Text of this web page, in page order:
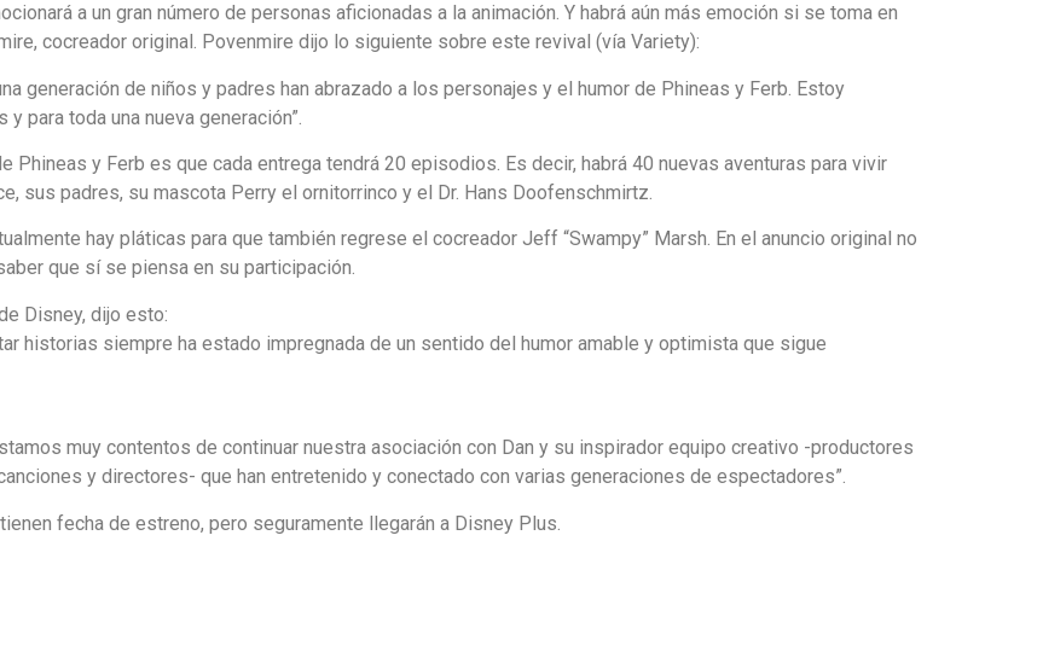
a un gran número de personas aficionadas a la animación. Y habrá aún más emoción si se toma en
cocreador original. Povenmire dijo lo siguiente sobre este revival (vía Variety):
generación de niños y padres han abrazado a los personajes y el humor de Phineas y Ferb. Estoy
para toda una nueva generación”.
y Ferb es que cada entrega tendrá 20 episodios. Es decir, habrá 40 nuevas aventuras para vivir
sus padres, su mascota Perry el ornitorrinco y el Dr. Hans Doofenschmirtz.
hay pláticas para que también regrese el cocreador Jeff “Swampy” Marsh. En el anuncio original no
que sí se piensa en su participación.
Disney, dijo esto:
historias siempre ha estado impregnada de un sentido del humor amable y optimista que sigue
muy contentos de continuar nuestra asociación con Dan y su inspirador equipo creativo -productores
y directores- que han entretenido y conectado con varias generaciones de espectadores”.
fecha de estreno, pero seguramente llegarán a Disney Plus.